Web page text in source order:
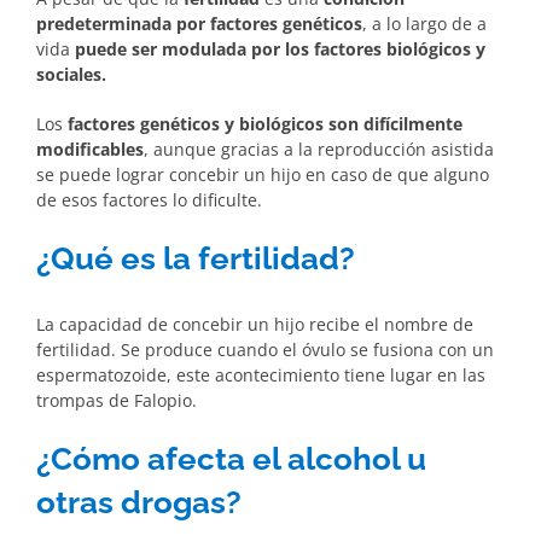
predeterminada por factores genéticos, a lo largo de a
vida puede ser modulada por los factores biológicos y
sociales.
Los factores genéticos y biológicos son difícilmente
modificables, aunque gracias a la reproducción asistida
se puede lograr concebir un hijo en caso de que alguno
de esos factores lo dificulte.
¿Qué es la fertilidad?
La capacidad de concebir un hijo recibe el nombre de
fertilidad. Se produce cuando el óvulo se fusiona con un
espermatozoide, este acontecimiento tiene lugar en las
trompas de Falopio.
¿Cómo afecta el alcohol u
otras drogas?